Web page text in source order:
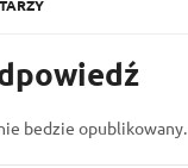
bedzie opublikowany.